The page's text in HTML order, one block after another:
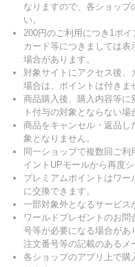
なりますので、各ショップ
い。
200円のご利用につき1ポ
カード等につきましては
場合があります。
対象サイトにアクセス後、
場合は、ポイントは付きま
商品購入後、購入内容等に
ト付与の対象とならない場
商品をキャンセル・返品し
象となりません。
同一ショップで複数回ご
イントUPモールから再度
プレミアムポイントはワ
に交換できます。
一部対象外となるサービス
ワールドプレゼントのお
号等が必要になる場合があ
注文番号等の記載のあるメ
各ショップのアプリ上で購